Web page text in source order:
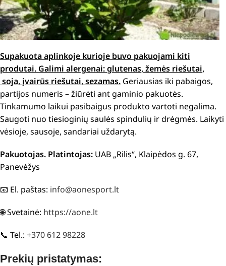
Supakuota aplinkoje kurioje buvo pakuojami kiti
produtai. Galimi alergenai: glutenas, žemės riešutai,
soja, įvairūs riešutai, sezamas. Geriausias iki pabaigos,
partijos numeris – žiūrėti ant gaminio pakuotės.
Tinkamumo laikui pasibaigus produkto vartoti negalima.
Saugoti nuo tiesioginių saulės spindulių ir drėgmės. Laikyti
vėsioje, sausoje, sandariai uždarytą.
Pakuotojas. Platintojas: UAB „Rilis“, Klaipėdos g. 67,
Panevėžys
📧 El. paštas: info@aonesport.lt
🌐 Svetainė: https://aone.lt
📞 Tel.: +370 612 98228
Prekių pristatymas: